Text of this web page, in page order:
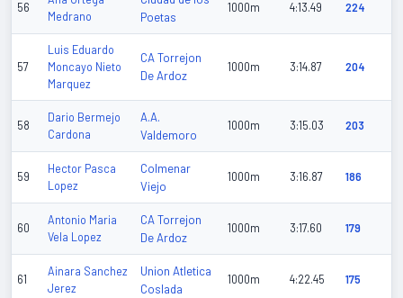
56
Medrano
Poetas
1000m 4:13.49 224
57
Luis Eduardo
Moncayo Nieto
Marquez
CA Torrejon
De Ardoz
1000m 3:14.87 204
58
Dario Bermejo
Cardona
A.A.
Valdemoro
1000m 3:15.03 203
59
Hector Pasca
Lopez
Colmenar
Viejo
1000m 3:16.87 186
60
Antonio Maria
Vela Lopez
CA Torrejon
De Ardoz
1000m 3:17.60 179
61
Ainara Sanchez
Jerez
Union Atletica
Coslada
1000m 4:22.45 175